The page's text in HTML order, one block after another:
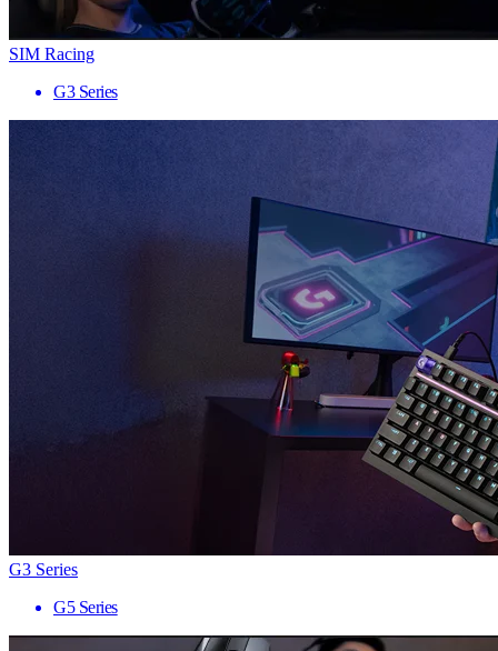
SIM Racing
G3 Series
G3 Series
G5 Series